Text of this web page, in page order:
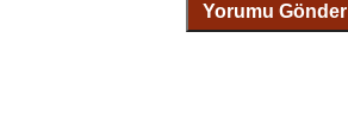
Yorumu Gönder